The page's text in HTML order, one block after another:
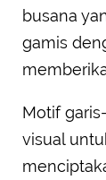
busana
gamis
Motif
visual